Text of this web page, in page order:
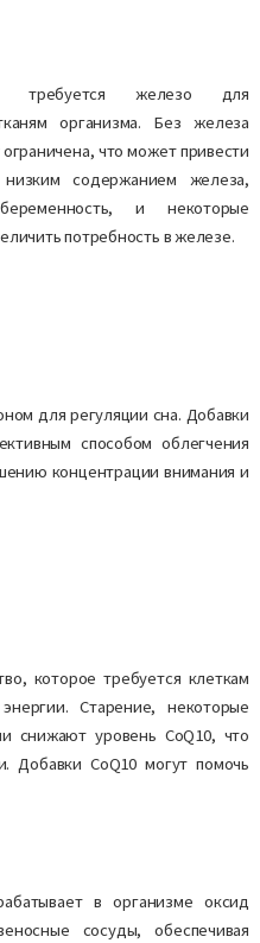
требуется железо для
организма. Без железа
что может привести
содержанием железа,
и некоторые
потребность в железе.
для регуляции сна. Добавки
способом облегчения
концентрации внимания и
которое требуется клеткам
Старение, некоторые
снижают уровень CoQ10, что
Добавки CoQ10 могут помочь
в организме оксид
сосуды, обеспечивая